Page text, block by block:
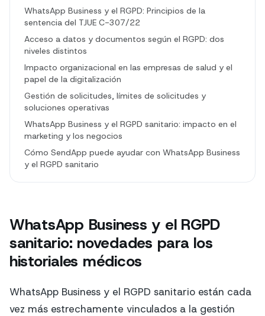
WhatsApp Business y el RGPD: Principios de la
sentencia del TJUE C-307/22
Acceso a datos y documentos según el RGPD: dos
niveles distintos
Impacto organizacional en las empresas de salud y el
papel de la digitalización
Gestión de solicitudes, límites de solicitudes y
soluciones operativas
WhatsApp Business y el RGPD sanitario: impacto en el
marketing y los negocios
Cómo SendApp puede ayudar con WhatsApp Business
y el RGPD sanitario
WhatsApp Business y el RGPD
sanitario: novedades para los
historiales médicos
WhatsApp Business y el RGPD sanitario están cada
vez más estrechamente vinculados a la gestión